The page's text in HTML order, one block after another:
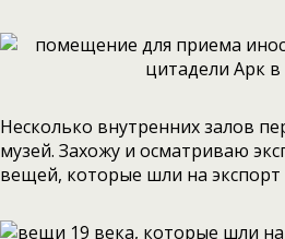
Несколько внутренних залов
музей. Захожу и осматриваю
вещей, которые шли на экспорт